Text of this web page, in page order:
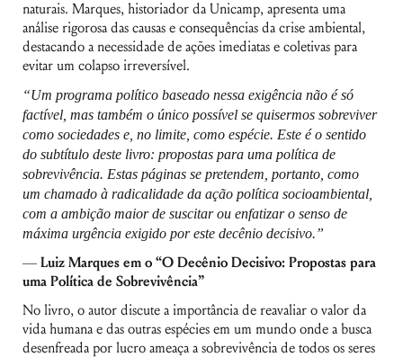
naturais. Marques, historiador da Unicamp, apresenta uma
análise rigorosa das causas e consequências da crise ambiental,
destacando a necessidade de ações imediatas e coletivas para
evitar um colapso irreversível.
“Um programa político baseado nessa exigência não é só
factível, mas também o único possível se quisermos sobreviver
como sociedades e, no limite, como espécie. Este é o sentido
do subtítulo deste livro: propostas para uma política de
sobrevivência. Estas páginas se pretendem, portanto, como
um chamado à radicalidade da ação política socioambiental,
com a ambição maior de suscitar ou enfatizar o senso de
máxima urgência exigido por este decênio decisivo.”
—Luiz Marques em o “O Decênio Decisivo: Propostas para
uma Política de Sobrevivência”
No livro, o autor discute a importância de reavaliar o valor da
vida humana e das outras espécies em um mundo onde a busca
desenfreada por lucro ameaça a sobrevivência de todos os seres